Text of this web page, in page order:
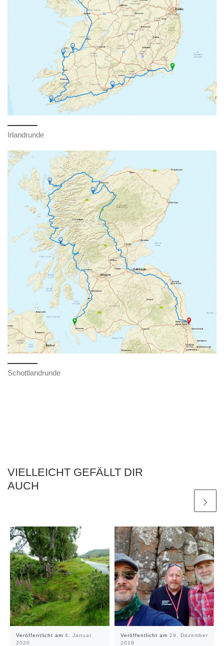
Irlandrunde
Schottlandrunde
VIELLEICHT GEFÄLLT DIR
AUCH
Veröffentlicht am 4. Januar
2020
Veröffentlicht am 29. Dezember
2019